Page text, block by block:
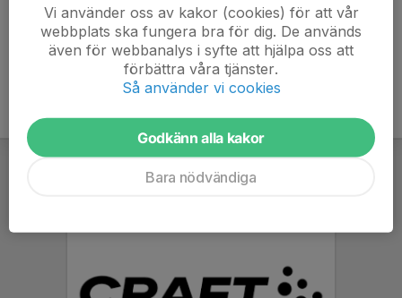
Vi använder oss av kakor (cookies) för att vår
webbplats ska fungera bra för dig. De används
även för webbanalys i syfte att hjälpa oss att
förbättra våra tjänster.
Så använder vi cookies
Godkänn alla kakor
Bara nödvändiga